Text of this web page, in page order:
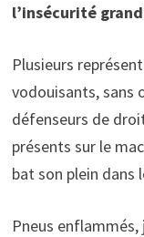
l’insécurité
Plusieurs
vodouisants, sans
défenseurs de
présents sur le
bat son plein dans
Pneus